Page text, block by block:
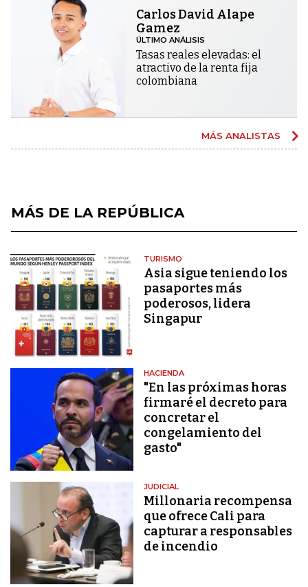
Carlos David Alape
Gamez
ÚLTIMO ANÁLISIS
Tasas reales elevadas: el
atractivo de la renta fija
colombiana
MÁS ANALISTAS
MÁS DE LA REPÚBLICA
TURISMO
Asia sigue teniendo los
pasaportes más
poderosos, lidera
Singapur
HACIENDA
"En las próximas horas
firmaré el decreto para
concretar el
congelamiento del
gasto"
JUDICIAL
Millonaria recompensa
que ofrece Cali para
capturar a responsables
de incendio